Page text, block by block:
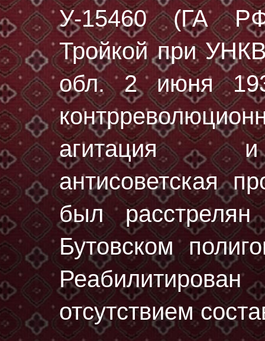
У-15460 (ГА
Тройкой при
обл. 2 июня
агитация и
антисоветская
был
Бутовском
отсутствием